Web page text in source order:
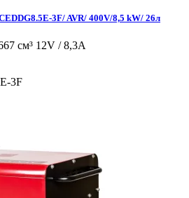
3F/ AVR/ 400V/8,5 kW/ 26л
см³ 12V / 8,3A
3F